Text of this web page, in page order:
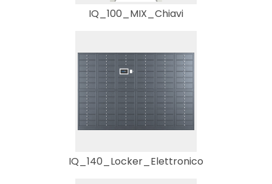
IQ_100_MIX_Chiavi
IQ_140_Locker_Elettronico